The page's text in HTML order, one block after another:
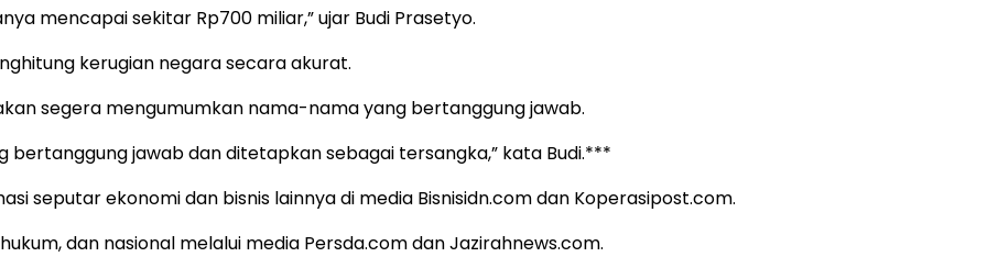
mencapai sekitar Rp700 miliar,” ujar Budi Prasetyo.
kerugian negara secara akurat.
segera mengumumkan nama-nama yang bertanggung jawab.
jawab dan ditetapkan sebagai tersangka,” kata Budi.***
seputar ekonomi dan bisnis lainnya di media Bisnisidn.com dan Koperasipost.com.
dan nasional melalui media Persda.com dan Jazirahnews.com.